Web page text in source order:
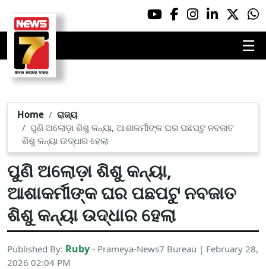
☰
Home
ରାଜ୍ୟ
ପୁଣି ଅଲୋଡ଼ା ଶିଶୁ କନ୍ୟା, ଆଶାକର୍ମୀଙ୍କ ଘର ପଛପଟୁ ନବଜାତ
ଶିଶୁ କନ୍ୟା ଉଦ୍ଧାର ହେଲା
ପୁଣି ଅଲୋଡ଼ା ଶିଶୁ କନ୍ୟା,
ଆଶାକର୍ମୀଙ୍କ ଘର ପଛପଟୁ ନବଜାତ
ଶିଶୁ କନ୍ୟା ଉଦ୍ଧାର ହେଲା
Published By: Ruby - Prameya-News7 Bureau | February 28,
2026 02:04 PM